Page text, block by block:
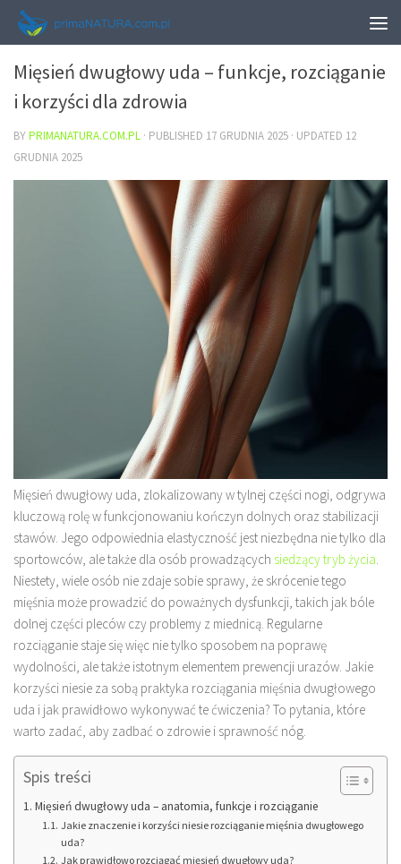
ZDROWIE
Mięsień dwugłowy uda – funkcje, rozciąganie
i korzyści dla zdrowia
BYPRIMANATURA.COM.PL · PUBLISHED 17 GRUDNIA 2025 · UPDATED 12
GRUDNIA 2025
Mięsień dwugłowy uda, zlokalizowany w tylnej części nogi, odgrywa
kluczową rolę w funkcjonowaniu kończyn dolnych oraz stabilizacji
stawów. Jego odpowiednia elastyczność jest niezbędna nie tylko dla
sportowców, ale także dla osób prowadzących siedzący tryb życia.
Niestety, wiele osób nie zdaje sobie sprawy, że skrócenie tego
mięśnia może prowadzić do poważnych dysfunkcji, takich jak bóle
dolnej części pleców czy problemy z miednicą. Regularne
rozciąganie staje się więc nie tylko sposobem na poprawę
wydolności, ale także istotnym elementem prewencji urazów. Jakie
korzyści niesie za sobą praktyka rozciągania mięśnia dwugłowego
uda i jak prawidłowo wykonywać te ćwiczenia? To pytania, które
warto zadać, aby zadbać o zdrowie i sprawność nóg.
Spis treści
Mięsień dwugłowy uda – anatomia, funkcje i rozciąganie
Jakie znaczenie i korzyści niesie rozciąganie mięśnia dwugłowego
uda?
Jak prawidłowo rozciągać mięsień dwugłowy uda?